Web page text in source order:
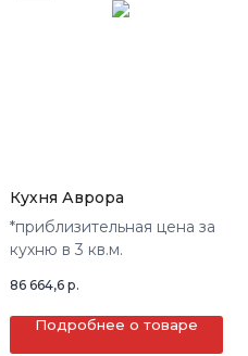
Кухня Аврора
*приблизительная цена за
кухню в 3 кв.м.
86 664,6 р.
Подробнее о товаре